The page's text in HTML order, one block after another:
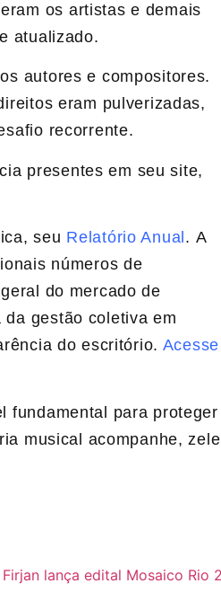
os artistas e demais
atualizado.​
autores e compositores.
eram pulverizadas,
recorrente.
presentes em seu site,
seu Relatório Anual . A
números de
do mercado de
gestão coletiva em
do escritório. Acesse
fundamental para proteger
musical acompanhe, zele